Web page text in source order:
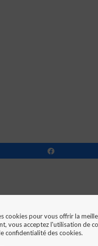
avec
cookies pour vous offrir la
vous acceptez l'utilisation de
confidentialité des cookies.